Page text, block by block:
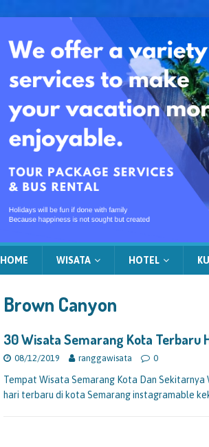
HOME WISATA HOTEL
Brown Canyon
30 Wisata Semarang Kota Terbaru
08/12/2019 ranggawisata 0
Tempat Wisata Semarang Kota Dan
hari terbaru di kota Semarang instagramable